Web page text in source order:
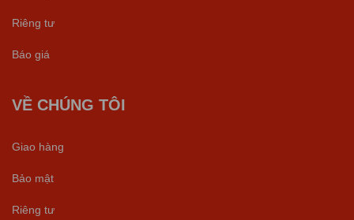
Riêng tư
Báo giá
VỀ CHÚNG TÔI
Giao hàng
Bảo mật
Riêng tư